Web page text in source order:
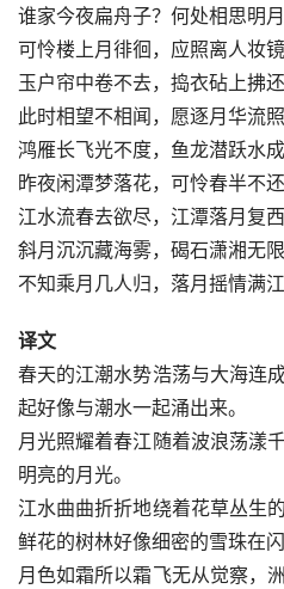
谁家今夜扁舟子？何处相思明月
可怜楼上月徘徊，应照离人妆镜
玉户帘中卷不去，捣衣砧上拂还
此时相望不相闻，愿逐月华流照
鸿雁长飞光不度，鱼龙潜跃水成
昨夜闲潭梦落花，可怜春半不还
江水流春去欲尽，江潭落月复西
斜月沉沉藏海雾，碣石潇湘无限
不知乘月几人归，落月摇情满江
译文
春天的江潮水势浩荡与大海连
起好像与潮水一起涌出来。
月光照耀着春江随着波浪荡漾
明亮的月光。
江水曲曲折折地绕着花草丛生
鲜花的树林好像细密的雪珠在闪
月色如霜所以霜飞无从觉察，